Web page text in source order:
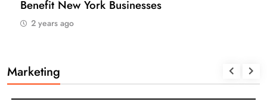
Benefit New York Businesses
2 years ago
Marketing